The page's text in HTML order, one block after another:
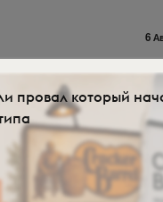
6
провал который